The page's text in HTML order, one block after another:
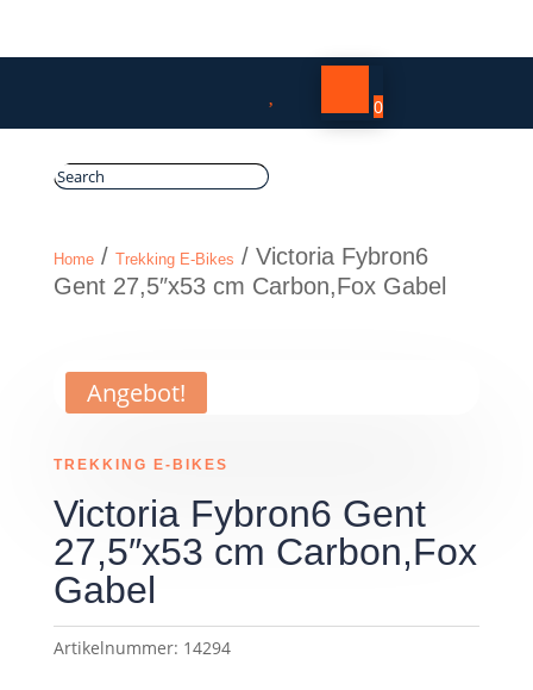
0
Home/ Trekking E-Bikes / Victoria Fybron6
Gent 27,5″x53 cm Carbon,Fox Gabel
Angebot!
TREKKING E-BIKES
Victoria Fybron6 Gent
27,5″x53 cm Carbon,Fox
Gabel
Artikelnummer: 14294